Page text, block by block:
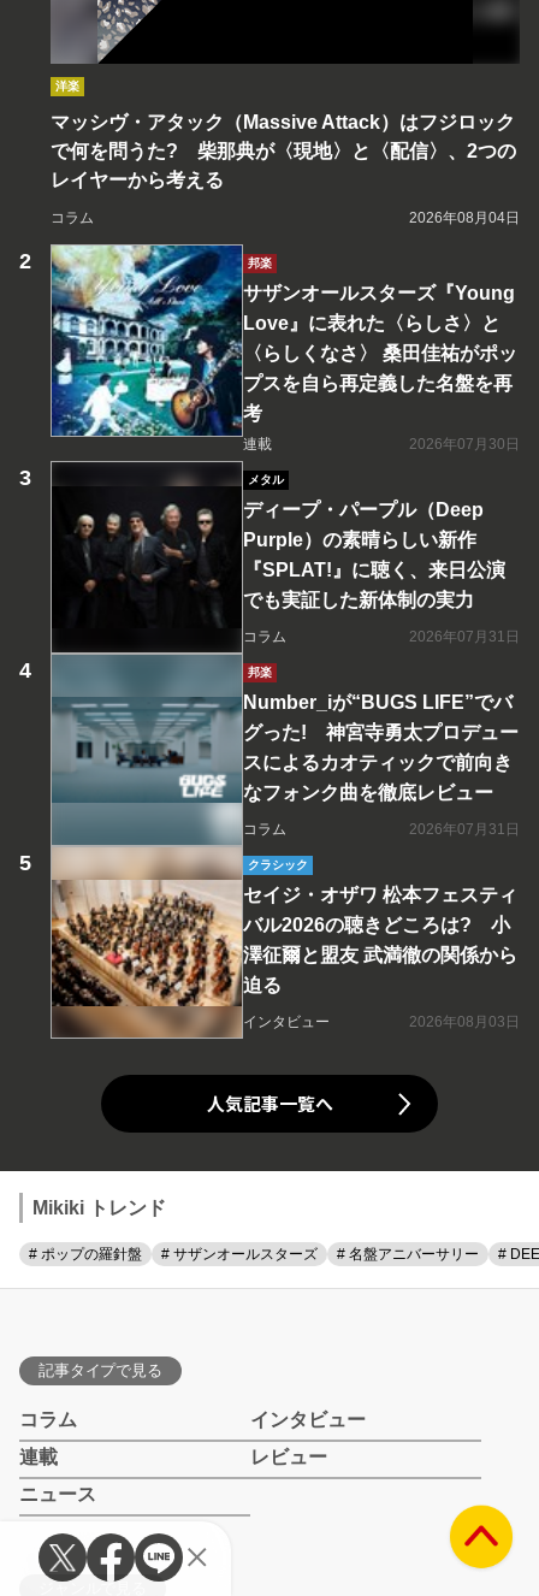
洋楽
マッシヴ・アタック（Massive Attack）はフジロック
で何を問うた? 柴那典が〈現地〉と〈配信〉、2つの
レイヤーから考える
コラム 2026年08月04日
邦楽
サザンオールスターズ『Young
Love』に表れた〈らしさ〉と
〈らしくなさ〉 桑田佳祐がポッ
プスを自ら再定義した名盤を再
考
連載 2026年07月30日
メタル
ディープ・パープル（Deep
Purple）の素晴らしい新作
『SPLAT!』に聴く、来日公演
でも実証した新体制の実力
コラム 2026年07月31日
邦楽
Number_iが“BUGS LIFE”でバ
グった! 神宮寺勇太プロデュー
スによるカオティックで前向き
なフォンク曲を徹底レビュー
コラム 2026年07月31日
クラシック
セイジ・オザワ 松本フェスティ
バル2026の聴きどころは? 小
澤征爾と盟友 武満徹の関係から
迫る
インタビュー 2026年08月03日
人気記事一覧へ
Mikiki トレンド
# ポップの羅針盤 # サザンオールスターズ # 名盤アニバーサリー #
記事タイプで見る
コラム
インタビュー
連載
レビュー
ニュース